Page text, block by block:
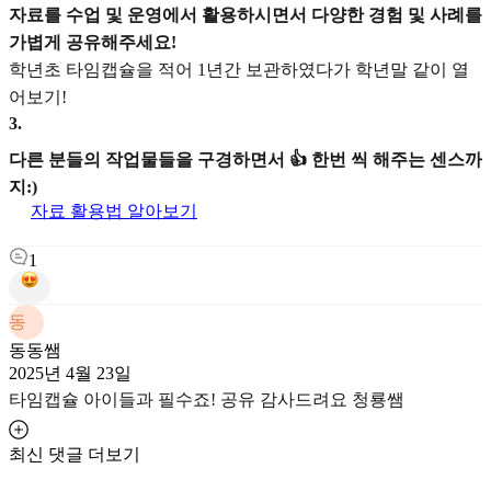
자료를 수업 및 운영에서 활용하시면서 다양한 경험 및 사례를
가볍게 공유해주세요!
학년초 타임캡슐을 적어 1년간 보관하였다가 학년말 같이 열
어보기!
3.
다른 분들의 작업물들을 구경하면서 👍 한번 씩 해주는 센스까
지:)
자료 활용법 알아보기
1
동
동동쌤
2025년 4월 23일
타임캡슐 아이들과 필수죠! 공유 감사드려요 청룡쌤
최신 댓글 더보기